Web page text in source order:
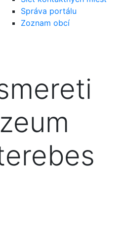
Správa portálu
Zoznam obcí